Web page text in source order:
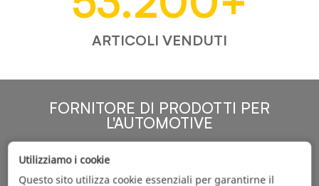
ARTICOLI VENDUTI
FORNITORE DI PRODOTTI PER
L'AUTOMOTIVE
Utilizziamo i cookie
Questo sito utilizza cookie essenziali per garantirne il